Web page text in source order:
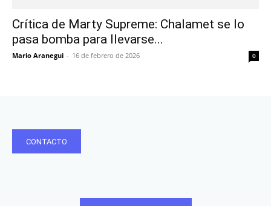
Crítica de Marty Supreme: Chalamet se lo
pasa bomba para llevarse...
Mario Aranegui - 16 de febrero de 2026 0
CONTACTO